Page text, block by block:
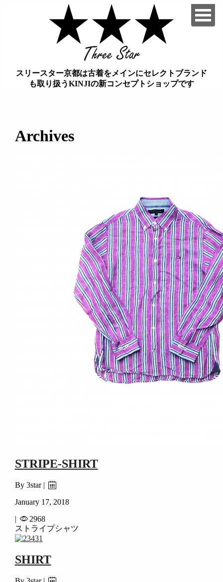
スリースター京都は古着をメインにセレクトブランド
も取り扱うKINJIの新コンセプトショップです
займ на карту онлайн без отказа
Archives
STRIPE-SHIRT
By 3star |
January 17, 2018
|
2968
ストライプシャツ
SHIRT